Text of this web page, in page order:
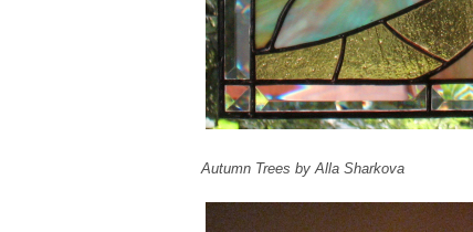
Autumn Trees by Alla Sharkova